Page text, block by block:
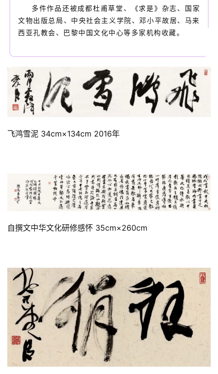
多件作品还被成都杜甫草堂、《求是》杂志、国家
文物出版总局、中央社会主义学院、邓小平故居、马来
西亚孔教会、巴黎中国文化中心等多家机构收藏。
飞鸿雪泥 34cm×134cm 2016年
自撰文中华文化研修感怀 35cm×260cm